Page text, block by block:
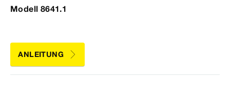
Modell 8641.1
ANLEITUNG